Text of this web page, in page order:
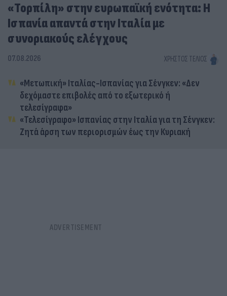
«Τορπίλη» στην ευρωπαϊκή ενότητα: Η
Ισπανία απαντά στην Ιταλία με
συνοριακούς ελέγχους
07.08.2026 ΧΡΉΣΤΟΣ ΤΈΛΙΟΣ
«Μετωπική» Ιταλίας-Ισπανίας για Σένγκεν: «Δεν
δεχόμαστε επιβολές από το εξωτερικό ή
τελεσίγραφα»
«Τελεσίγραφο» Ισπανίας στην Ιταλία για τη Σένγκεν:
Ζητά άρση των περιορισμών έως την Κυριακή